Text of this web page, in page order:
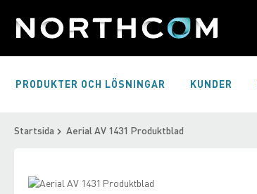
Skip
PRODUKTER OCH LÖSNINGAR KUNDER
Startsida Aerial AV 1431 Produktblad
Skip